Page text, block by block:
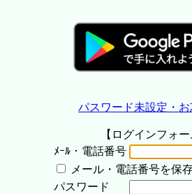
パスワード未設定・
【ログインフォー
ﾒｰﾙ・電話番号
メール・電話番号を保
パスワード